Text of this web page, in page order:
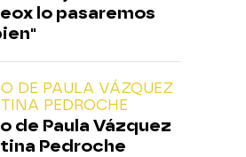
lo pasaremos
DE PAULA VÁZQUEZ
PEDROCHE
de Paula Vázquez
Pedroche